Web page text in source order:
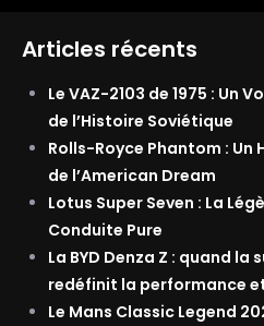
Articles récents
Le VAZ-2103 de 1975 : Un
de l’Histoire Soviétique
Rolls-Royce Phantom :
de l’American Dream
Lotus Super Seven : La
Conduite Pure
La BYD Denza Z : quand la
redéfinit la performance
Le Mans Classic Legend